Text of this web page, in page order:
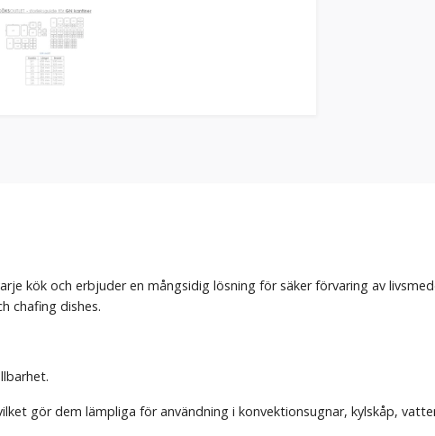
kök och erbjuder en mångsidig lösning för säker förvaring av
chafing dishes.
gör dem lämpliga för användning i konvektionsugnar, kylskåp,